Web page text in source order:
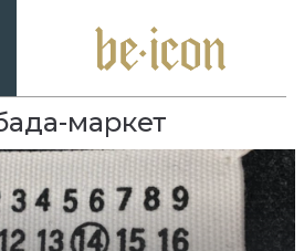
маркет